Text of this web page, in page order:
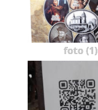
foto (1)